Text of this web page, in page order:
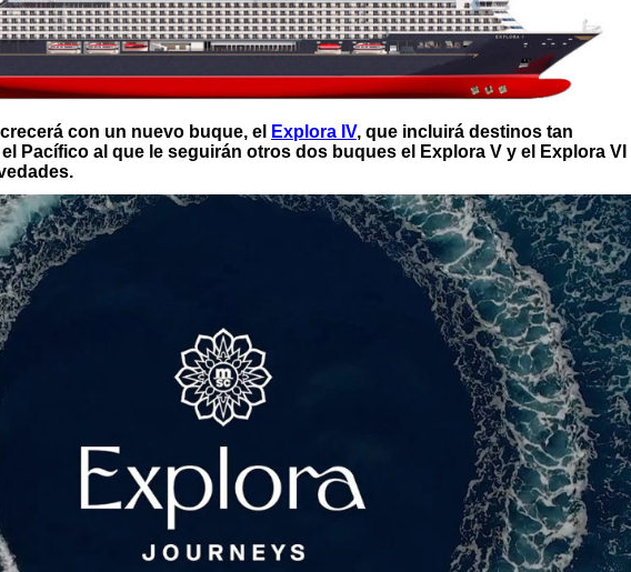
con un nuevo buque, el Explora IV, que incluirá destinos tan
Pacífico al que le seguirán otros dos buques el Explora V y el Explora VI